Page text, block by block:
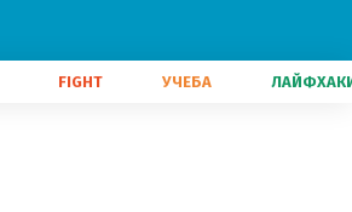
FIGHT УЧЕБА